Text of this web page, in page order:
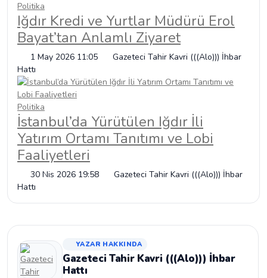
Politika
Iğdır Kredi ve Yurtlar Müdürü Erol
Bayat’tan Anlamlı Ziyaret
1 May 2026 11:05
Gazeteci Tahir Kavri (((Alo))) İhbar
Hattı
Politika
İstanbul’da Yürütülen Iğdır İli
Yatırım Ortamı Tanıtımı ve Lobi
Faaliyetleri
30 Nis 2026 19:58
Gazeteci Tahir Kavri (((Alo))) İhbar
Hattı
YAZAR HAKKINDA
Gazeteci Tahir Kavri (((Alo))) İhbar
Hattı